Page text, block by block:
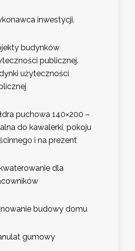
inwestycji.
budynków
publicznej.
użyteczności
puchowa 140×200 –
do kawalerki, pokoju
i na prezent
dla
budowy domu
gumowy